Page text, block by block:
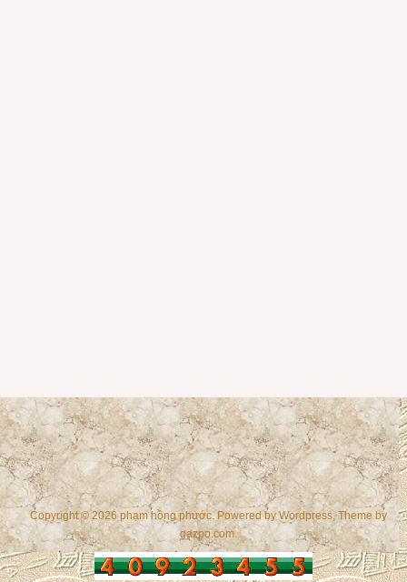
Copyright © 2026 phạm hồng phước. Powered byWordpress , Theme by
gazpo.com.